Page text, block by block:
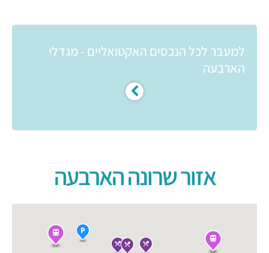
למעבר לכל הנכסים האקטואליים - מגדלי
הארבעה
אזור שרונה הארבעה